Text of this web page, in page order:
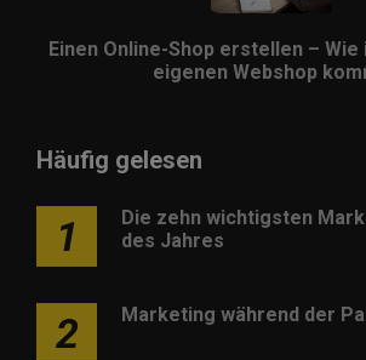
Einen Online-Shop erstellen –
eigenen Webshop
Häufig gelesen
1
Die zehn wichtigsten
des Jahres
2 Marketing während der